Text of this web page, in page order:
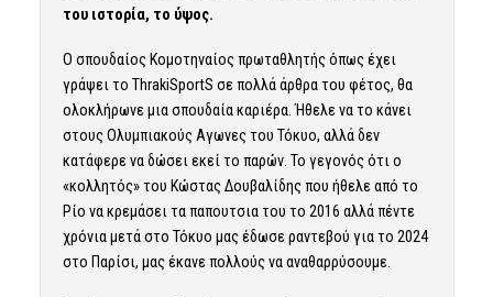
του ιστορία, το ύψος.
Ο σπουδαίος Κομοτηναίος πρωταθλητής όπως έχει
γράψει το ThrakiSportS σε πολλά άρθρα του φέτος, θα
ολοκλήρωνε μια σπουδαία καριέρα. Ήθελε να το κάνει
στους Ολυμπιακούς Αγωνες του Τόκυο, αλλά δεν
κατάφερε να δώσει εκεί το παρών. Το γεγονός ότι ο
«κολλητός» του Κώστας Δουβαλίδης που ήθελε από το
Ρίο να κρεμάσει τα παπουτσια του το 2016 αλλά πέντε
χρόνια μετά στο Τόκυο μας έδωσε ραντεβού για το 2024
στο Παρίσι, μας έκανε πολλούς να αναθαρρύσουμε.